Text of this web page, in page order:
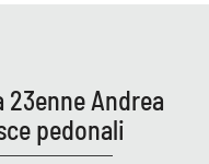
Andrea
pedonali